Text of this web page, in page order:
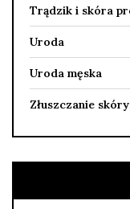
Trądzik i skóra
Uroda
Uroda męska
Złuszczanie